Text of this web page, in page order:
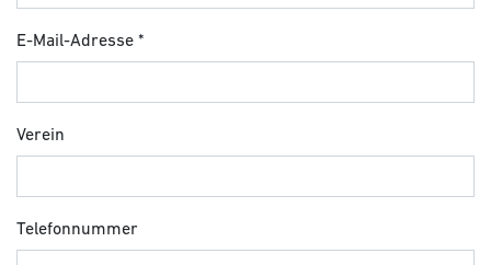
E-Mail-Adresse
Verein
Telefonnummer